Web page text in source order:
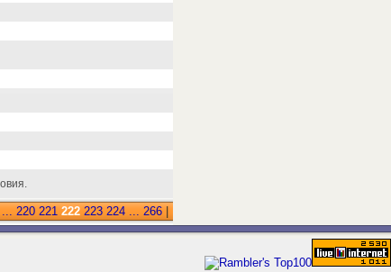
... 220 221 222 223 224 ... 266